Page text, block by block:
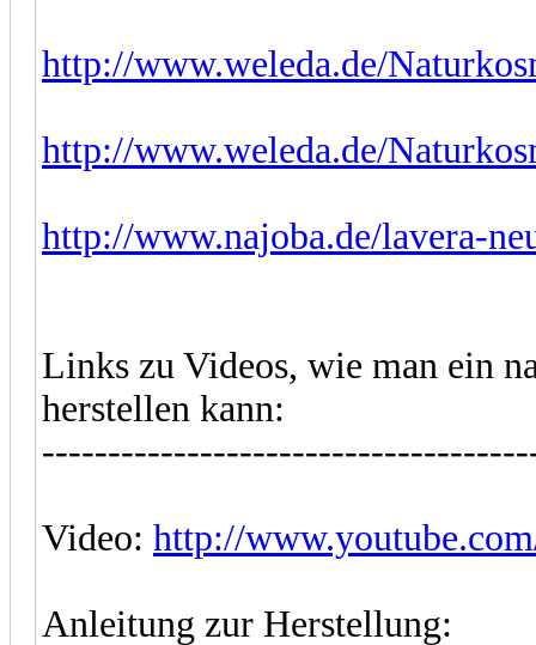
http://www.weleda.de/
http://www.weleda.de/
http://www.najoba.de/lavera-
Links zu Videos, wie man ein
herstellen kann:
Video: http://
Anleitung zur Herstellung: